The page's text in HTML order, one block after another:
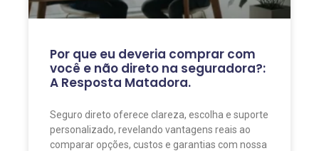
Por que eu deveria comprar com
você e não direto na seguradora?:
A Resposta Matadora.
Seguro direto oferece clareza, escolha e suporte
personalizado, revelando vantagens reais ao
comparar opções, custos e garantias com nossa